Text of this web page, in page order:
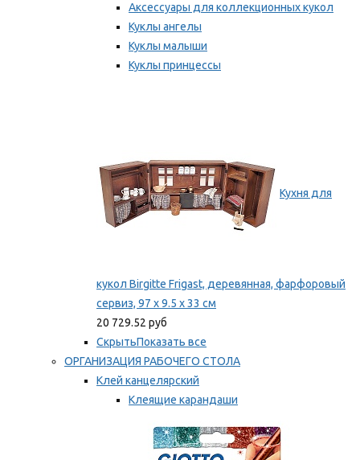
Аксессуары для коллекционных кукол
Куклы ангелы
Куклы малыши
Куклы принцессы
Кухня для
кукол Birgitte Frigast, деревянная, фарфоровый
сервиз, 97 x 9.5 x 33 см
20 729.52 руб
СкрытьПоказать все
ОРГАНИЗАЦИЯ РАБОЧЕГО СТОЛА
Клей канцелярский
Клеящие карандаши
Мы рекомендуем